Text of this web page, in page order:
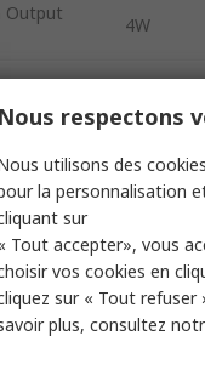
Output
4W
264V ac
LED
Type
Wire
IP65
Nous respectons
utilisons des
la personnalisation
sur
Tout accepter», vous
vos cookies en
sur « Tout refuser
plus, consultez